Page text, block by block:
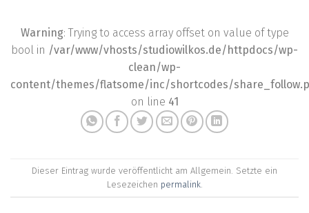
Warning: Trying to access array offset on value of type
bool in /var/www/vhosts/studiowilkos.de/httpdocs/wp-
clean/wp-
content/themes/flatsome/inc/shortcodes/
on line 41
Dieser Eintrag wurde veröffentlicht am Allgemein. Setzte ein
Lesezeichen permalink.